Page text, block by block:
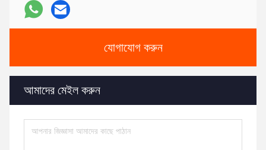
যোগাযোগ করুন
আমাদের মেইল ​​করুন